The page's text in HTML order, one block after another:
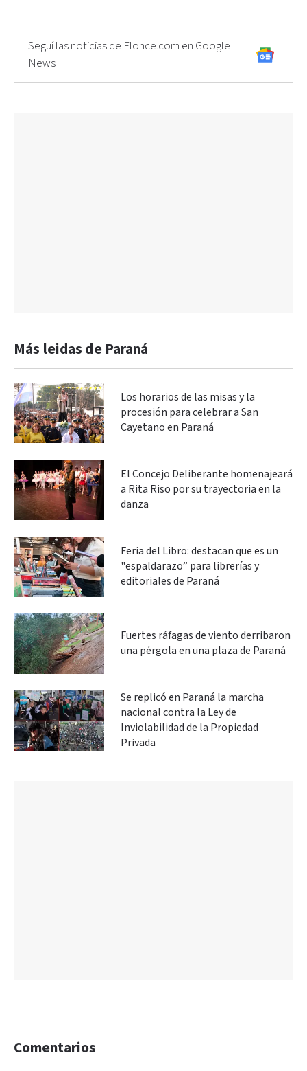
Seguí las noticias de Elonce.com en Google
News
Más leidas de Paraná
Los horarios de las misas y la
procesión para celebrar a San
Cayetano en Paraná
El Concejo Deliberante homenajeará
a Rita Riso por su trayectoria en la
danza
Feria del Libro: destacan que es un
"espaldarazo” para librerías y
editoriales de Paraná
Fuertes ráfagas de viento derribaron
una pérgola en una plaza de Paraná
Se replicó en Paraná la marcha
nacional contra la Ley de
Inviolabilidad de la Propiedad
Privada
Comentarios